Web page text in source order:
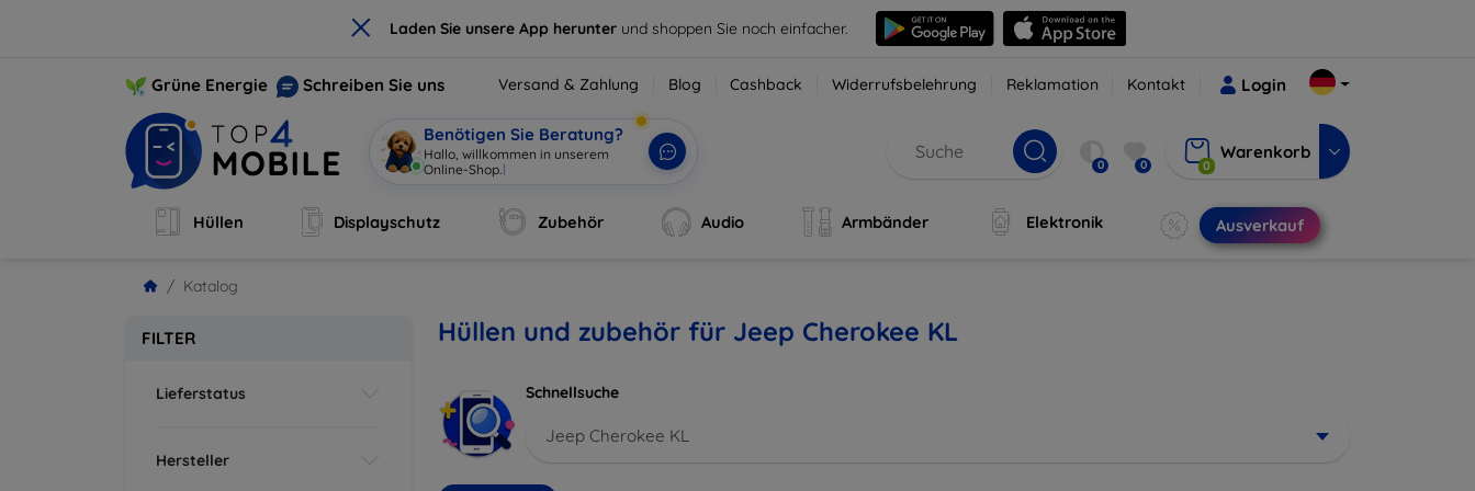
× Laden Sie unsere App herunter und shoppen Sie noch einfacher.
Grüne Energie Schreiben Sie uns Versand & Zahlung Blog Cashback Widerrufsbelehrung Reklamation Kontakt Login
Benötigen Sie Beratung?
Hallo, willkommen in unserem
Online-Shop. | 0 0 0
Warenkorb
Hüllen Displayschutz Zubehör Audio Armbänder Elektronik Ausverkauf
Katalog
FILTER
Lieferstatus
Hersteller
Hüllen und zubehör für Jeep Cherokee KL
Schnellsuche
Jeep Cherokee KL